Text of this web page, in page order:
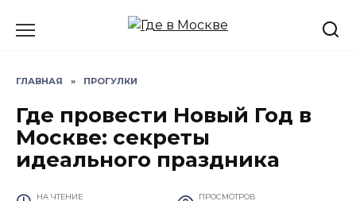
ГЛАВНАЯ » ПРОГУЛКИ
Где провести Новый Год в
Москве: секреты
идеального праздника
НА ЧТЕНИЕ ПРОСМОТРОВ